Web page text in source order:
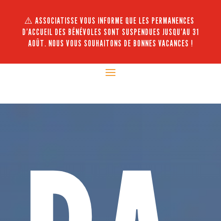
⚠️ ASSOCIATISSE VOUS INFORME QUE LES PERMANENCES
D’ACCUEIL DES BÉNÉVOLES SONT SUSPENDUES JUSQU’AU 31
AOÛT. NOUS VOUS SOUHAITONS DE BONNES VACANCES !